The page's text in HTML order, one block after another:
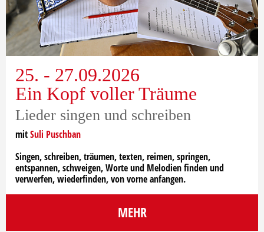
25. - 27.09.2026
Ein Kopf voller Träume
Lieder singen und schreiben
mitSuli Puschban
Singen, schreiben, träumen, texten, reimen, springen,
entspannen, schweigen, Worte und Melodien finden und
verwerfen, wiederfinden, von vorne anfangen.
MEHR